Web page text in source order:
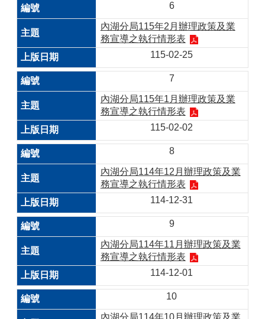
6
內湖分局115年2月辦理政策及業
務宣導之執行情形表
115-02-25
7
內湖分局115年1月辦理政策及業
務宣導之執行情形表
115-02-02
8
內湖分局114年12月辦理政策及業
務宣導之執行情形表
114-12-31
9
內湖分局114年11月辦理政策及業
務宣導之執行情形表
114-12-01
10
內湖分局114年10月辦理政策及業